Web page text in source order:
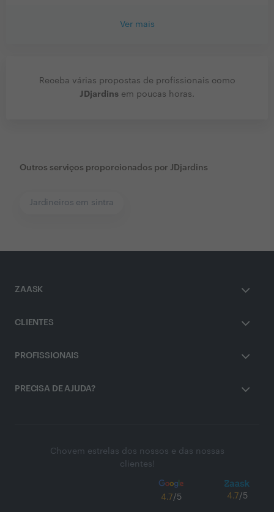
Ver mais
Receba várias propostas de profissionais como
JDjardins em poucas horas.
Outros serviços proporcionados por JDjardins
Jardineiros em sintra
ZAASK
CLIENTES
PROFISSIONAIS
PRECISA DE AJUDA?
Chovem estrelas dos nossos e das nossas
clientes!
4.7/5 4.7/5